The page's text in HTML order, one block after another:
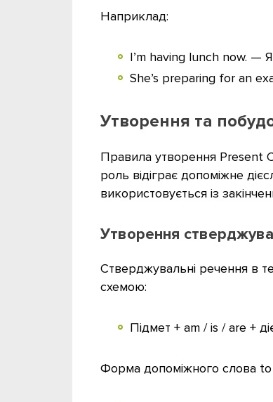
Наприклад:
I’m having lunch now. —
She’s preparing for an
Утворення та
Правила утворення Present
роль відіграє допоміжне
використовується із
Утворення
Стверджувальні речення в
схемою:
Підмет + am / is / are +
Форма допоміжного слова to